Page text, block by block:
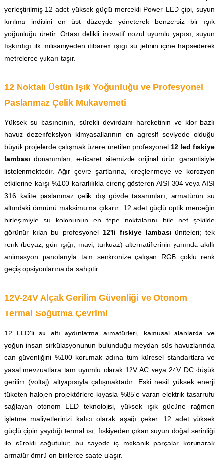
yerleştirilmiş 12 adet yüksek güçlü mercekli Power LED çipi, suyun
kırılma indisini en üst düzeyde yöneterek benzersiz bir ışık
yoğunluğu üretir. Ortası delikli inovatif nozul uyumlu yapısı, suyun
fışkırdığı ilk milisaniyeden itibaren ışığı su jetinin içine hapsederek
metrelerce yukarı taşır.
12 Noktalı Üstün Işık Yoğunluğu ve Profesyonel
Paslanmaz Çelik Mukavemeti
Yüksek su basıncının, sürekli devirdaim hareketinin ve klor bazlı
havuz dezenfeksiyon kimyasallarının en agresif seviyede olduğu
büyük projelerde çalışmak üzere üretilen profesyonel 12 led fıskiye
lambası donanımları, e-ticaret sitemizde orijinal ürün garantisiyle
listelenmektedir. Ağır çevre şartlarına, kireçlenmeye ve korozyon
etkilerine karşı %100 kararlılıkla direnç gösteren AISI 304 veya AISI
316 kalite paslanmaz çelik dış gövde tasarımları, armatürün su
altındaki ömrünü maksimuma çıkarır. 12 adet güçlü optik merceğin
birleşimiyle su kolonunun en tepe noktalarını bile net şekilde
görünür kılan bu profesyonel 12'li fıskiye lambası üniteleri; tek
renk (beyaz, gün ışığı, mavi, turkuaz) alternatiflerinin yanında akıllı
animasyon panolarıyla tam senkronize çalışan RGB çoklu renk
geçiş opsiyonlarına da sahiptir.
12V-24V Alçak Gerilim Güvenliği ve Otonom
Termal Soğutma Çevrimi
12 LED'li su altı aydınlatma armatürleri, kamusal alanlarda ve
yoğun insan sirkülasyonunun bulunduğu meydan süs havuzlarında
can güvenliğini %100 korumak adına tüm küresel standartlara ve
yasal mevzuatlara tam uyumlu olarak 12V AC veya 24V DC düşük
gerilim (voltaj) altyapısıyla çalışmaktadır. Eski nesil yüksek enerji
tüketen halojen projektörlere kıyasla %85'e varan elektrik tasarrufu
sağlayan otonom LED teknolojisi, yüksek ışık gücüne rağmen
işletme maliyetlerinizi kalıcı olarak aşağı çeker. 12 adet yüksek
güçlü çipin yaydığı termal ısı, fıskiyeden çıkan suyun doğal serinliği
ile sürekli soğutulur; bu sayede iç mekanik parçalar korunarak
armatür ömrü on binlerce saate ulaşır.